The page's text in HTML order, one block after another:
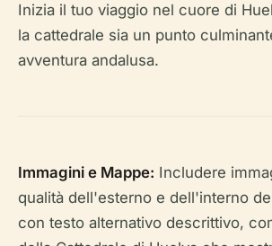
Inizia il tuo viaggio nel cuore di
la cattedrale sia un punto
avventura andalusa.
Immagini e Mappe: Includere
qualità dell'esterno e dell'interno
con testo alternativo descrittivo,